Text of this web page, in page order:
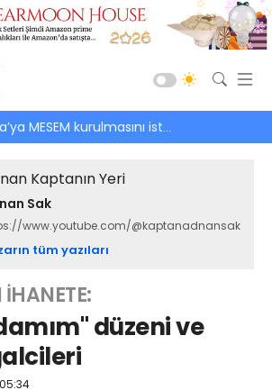
MESEM kurulmasını istedi
Kaptanın Yeri
Sak
www.youtube.com/@kaptanadnansak
tüm yazıları
düzeni ve
05:34
Güncel
Siyaset
Asayiş
Spor
Eğitim
Kültür-Sanat
Emlak